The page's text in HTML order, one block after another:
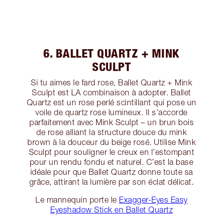
6. BALLET QUARTZ + MINK
SCULPT
Si tu aimes le fard rose, Ballet Quartz + Mink
Sculpt est LA combinaison à adopter. Ballet
Quartz est un rose perlé scintillant qui pose un
voile de quartz rose lumineux. Il s’accorde
parfaitement avec Mink Sculpt – un brun bois
de rose alliant la structure douce du mink
brown à la douceur du beige rosé. Utilise Mink
Sculpt pour souligner le creux en l’estompant
pour un rendu fondu et naturel. C’est la base
idéale pour que Ballet Quartz donne toute sa
grâce, attirant la lumière par son éclat délicat.
Le mannequin porte le Exagger-Eyes Easy
Eyeshadow Stick en Ballet Quartz